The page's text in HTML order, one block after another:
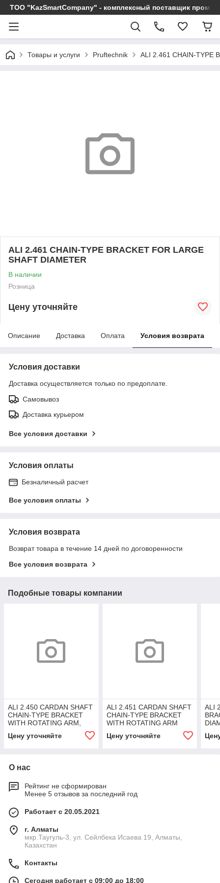
ТОО "KazSmartCompany" - комплексный поставщик
Товары и услуги Pruftechnik ALI 2.461 CHAIN-TYPE
ALI 2.461 CHAIN-TYPE BRACKET FOR LARGE
SHAFT DIAMETER
В наличии
Розница
Цену уточняйте
Описание Доставка Оплата Условия возврата
Условия доставки
Доставка осуществляется только по предоплате.
Самовывоз
Доставка курьером
Все условия доставки
Условия оплаты
Безналичный расчет
Все условия оплаты
Условия возврата
Возврат товара в течение 14 дней по договоренности
Все условия возврата
Подобные товары компании
ALI 2.450 CARDAN SHAFT
CHAIN-TYPE BRACKET
WITH ROTATING ARM,
Цену уточняйте
ALI 2.451 CARDAN SHAFT
CHAIN-TYPE BRACKET
WITH ROTATING ARM
Цену уточняйте
ALI
О нас
Рейтинг не сформирован
Менее 5 отзывов за последний год
Работает с 20.05.2021
г. Алматы
мкр.Таугуль-3, ул. Сейлбека Исаева 19, Алматы,
Казахстан
Контакты
Сегодня работает с 09:00 до 18:00